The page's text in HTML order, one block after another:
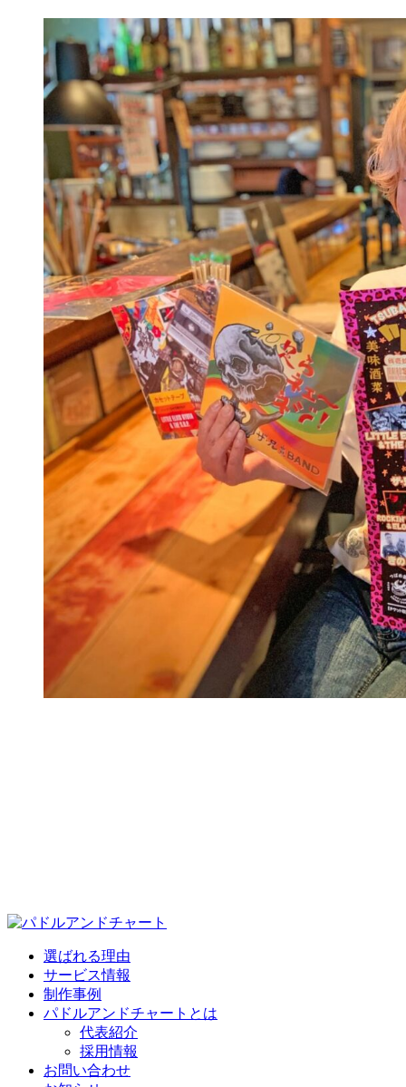
選ばれる理由
サービス情報
制作事例
パドルアンドチャートとは
代表紹介
採用情報
お問い合わせ